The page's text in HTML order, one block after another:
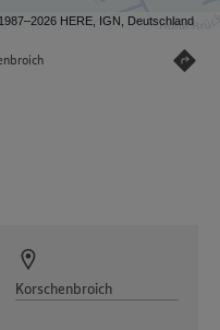
HERE, IGN, Deutschland
Korschenbroich